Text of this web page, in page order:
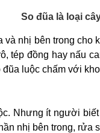
So đũa là loại
và nhị bên trong
tép đồng hay nấu
luộc chấm với
Nhưng ít người
nhị bên trong, rửa